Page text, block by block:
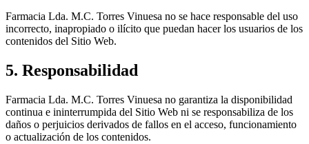
Farmacia Lda. M.C. Torres Vinuesa no se hace responsable del uso
incorrecto, inapropiado o ilícito que puedan hacer los usuarios de los
contenidos del Sitio Web.
5. Responsabilidad
Farmacia Lda. M.C. Torres Vinuesa no garantiza la disponibilidad
continua e ininterrumpida del Sitio Web ni se responsabiliza de los
daños o perjuicios derivados de fallos en el acceso, funcionamiento
o actualización de los contenidos.